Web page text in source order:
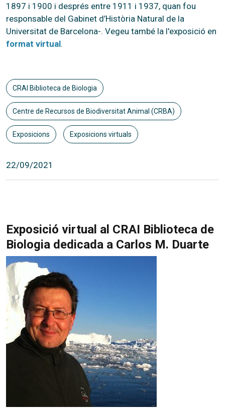
1897 i 1900 i després entre 1911 i 1937, quan fou
responsable del Gabinet d’Història Natural de la
Universitat de Barcelona-. Vegeu també la l'exposició en
format virtual.
CRAI Biblioteca de Biologia
Centre de Recursos de Biodiversitat Animal (CRBA)
Exposicions Exposicions virtuals
22/09/2021
Exposició virtual al CRAI Biblioteca de
Biologia dedicada a Carlos M. Duarte